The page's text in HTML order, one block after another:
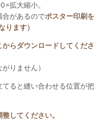
拡大縮小。
合があるのでポスター印刷を
ります）
らダウンロードしてくださ
りません）
ると縫い合わせる位置が把
してください。